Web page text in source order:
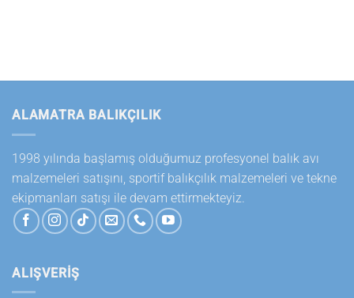
ALAMATRA BALIKÇILIK
1998 yılında başlamış olduğumuz profesyonel balık avı
malzemeleri satışını, sportif balıkçılık malzemeleri ve tekne
ekipmanları satışı ile devam ettirmekteyiz.
ALIŞVERİŞ